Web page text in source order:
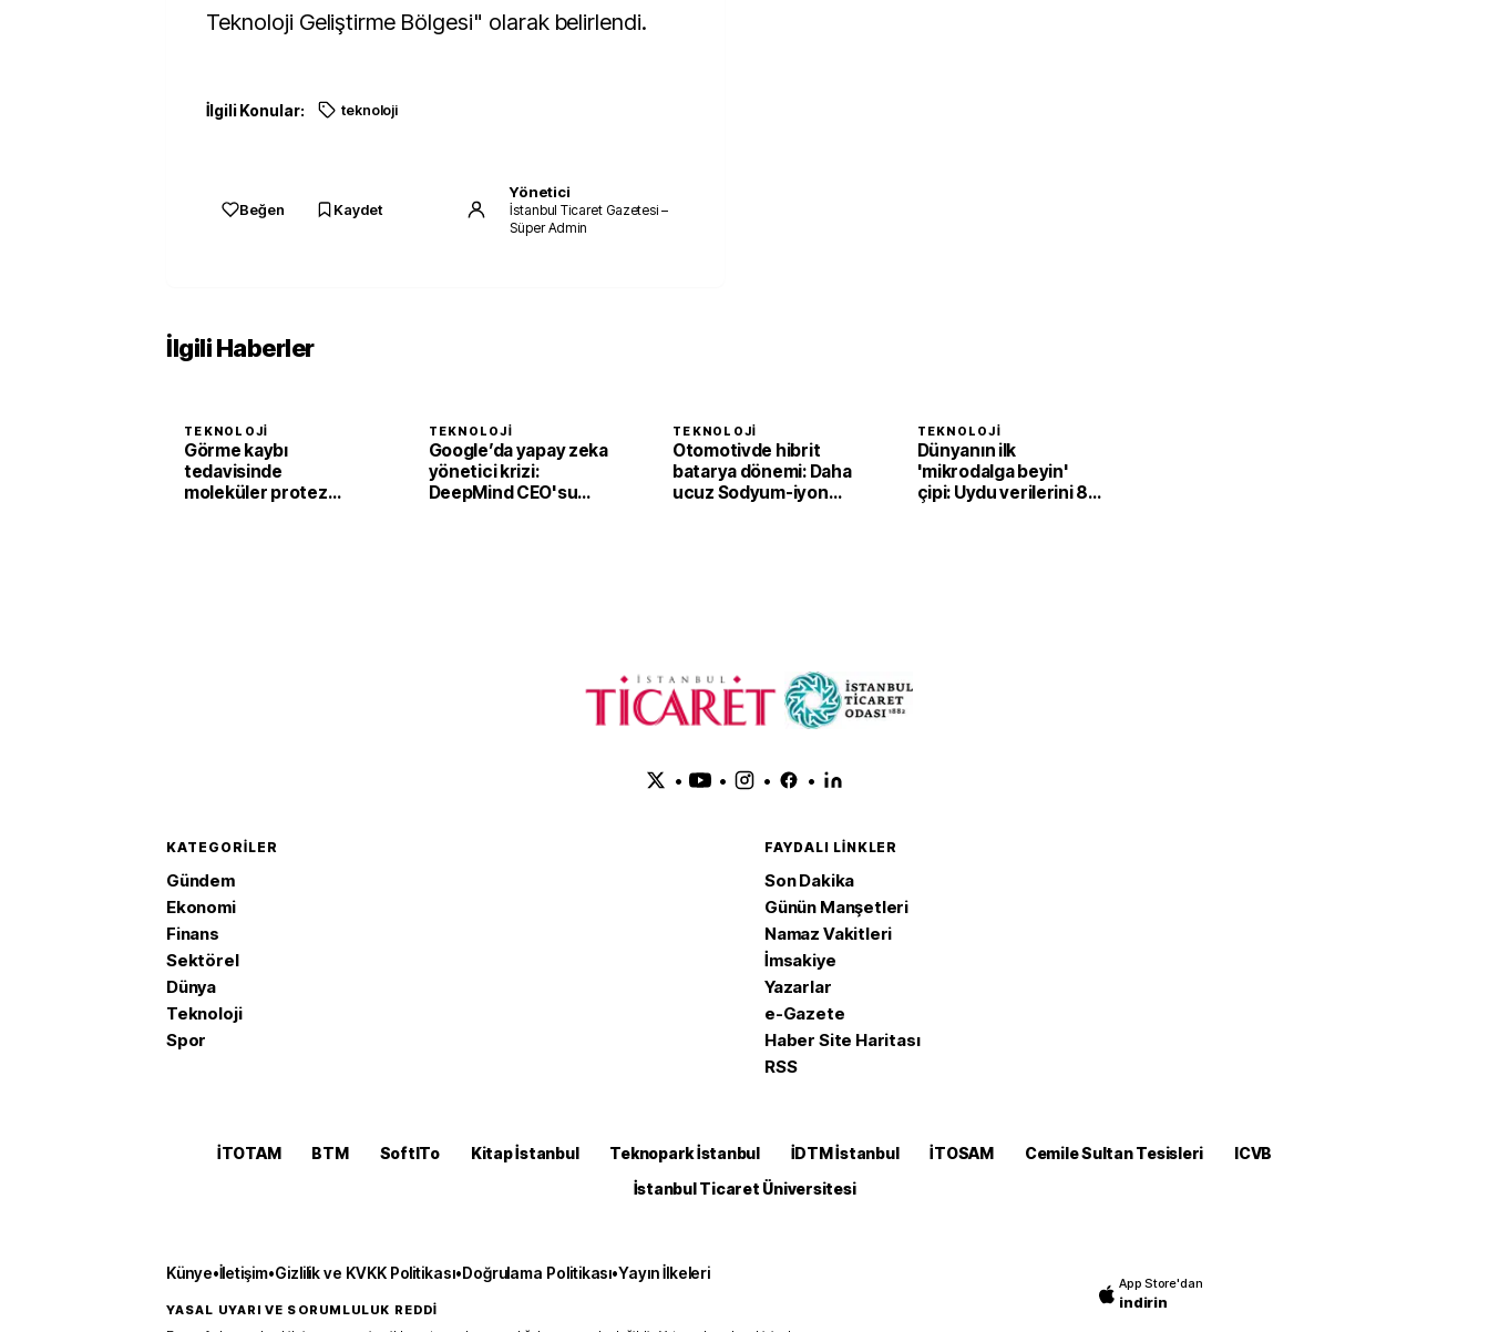
Teknoloji Geliştirme Bölgesi" olarak belirlendi.
İlgili Konular: teknoloji
Beğen Kaydet
Yönetici
İstanbul Ticaret Gazetesi –
Süper Admin
İlgili Haberler
TEKNOLOJI
Görme kaybı
tedavisinde
moleküler protez
TEKNOLOJI
Google’da yapay zeka
yönetici krizi:
DeepMind CEO'su
TEKNOLOJI
Otomotivde hibrit
batarya dönemi: Daha
ucuz Sodyum-iyon
TEKNOLOJI
Dünyanın ilk
'mikrodalga beyin'
çipi: Uydu verilerini 8
• • • •
KATEGORILER
Gündem
Ekonomi
Finans
Sektörel
Dünya
Teknoloji
Spor
FAYDALI LINKLER
Son Dakika
Günün Manşetleri
Namaz Vakitleri
İmsakiye
Yazarlar
e-Gazete
Haber Site Haritası
RSS
İTOTAM BTM SoftITo Kitap İstanbul Teknopark İstanbul İDTM İstanbul İTOSAM Cemile Sultan Tesisleri
ICVB
İstanbul Ticaret Üniversitesi
Künye•İletişim•Gizlilik ve KVKK Politikası•Doğrulama Politikası•Yayın İlkeleri
YASAL UYARI VE SORUMLULUK REDDİ
App Store'dan
indirin